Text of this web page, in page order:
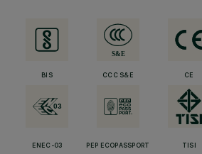
BIS CCC S&E CE
ENEC-03 PEP ECOPASSPORT TISI